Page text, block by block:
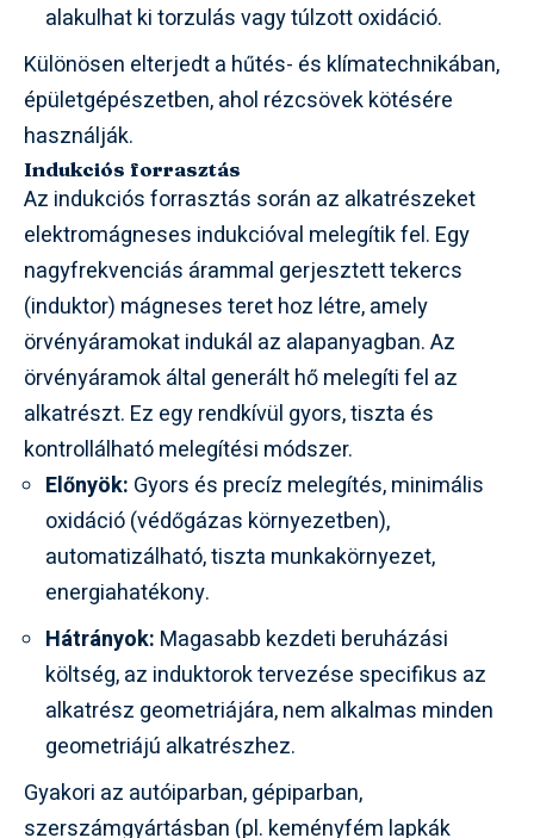
alakulhat ki torzulás vagy túlzott oxidáció.
Különösen elterjedt a hűtés- és klímatechnikában,
épületgépészetben, ahol rézcsövek kötésére
használják.
Indukciós forrasztás
Az indukciós forrasztás során az alkatrészeket
elektromágneses indukcióval melegítik fel. Egy
nagyfrekvenciás árammal gerjesztett tekercs
(induktor) mágneses teret hoz létre, amely
örvényáramokat indukál az alapanyagban. Az
örvényáramok által generált hő melegíti fel az
alkatrészt. Ez egy rendkívül gyors, tiszta és
kontrollálható melegítési módszer.
Előnyök: Gyors és precíz melegítés, minimális
oxidáció (védőgázas környezetben),
automatizálható, tiszta munkakörnyezet,
energiahatékony.
Hátrányok: Magasabb kezdeti beruházási
költség, az induktorok tervezése specifikus az
alkatrész geometriájára, nem alkalmas minden
geometriájú alkatrészhez.
Gyakori az autóiparban, gépiparban,
szerszámgyártásban (pl. keményfém lapkák